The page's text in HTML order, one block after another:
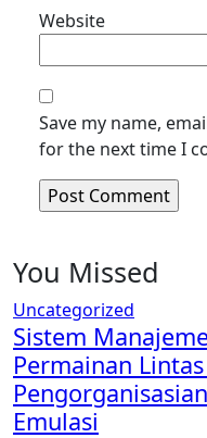
Website
Save my name,
for the next time I
You Missed
Uncategorized
Sistem
Permainan
Emulasi